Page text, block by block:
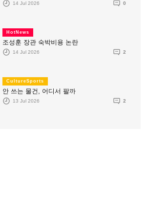
14 Jul 2026 0
HotNews
조성훈 장관 숙박비용 논란
14 Jul 2026 2
CultureSports
안 쓰는 물건, 어디서 팔까
13 Jul 2026 2